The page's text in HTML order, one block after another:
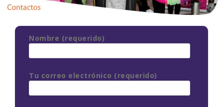
Nombre (requerido)
Tu correo electrónico (requerido)